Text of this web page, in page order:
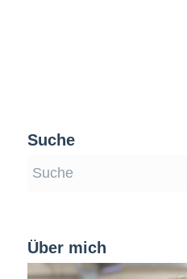
Suche
Über mich